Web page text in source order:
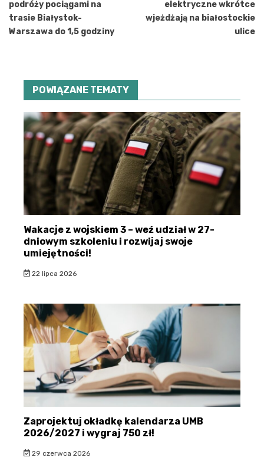
podróży pociągami na
trasie Białystok-
Warszawa do 1,5 godziny
elektryczne wkrótce
wjeżdżają na białostockie
ulice
POWIĄZANE TEMATY
Wakacje z wojskiem 3 – weź udział w 27-
dniowym szkoleniu i rozwijaj swoje
umiejętności!
22 lipca 2026
Zaprojektuj okładkę kalendarza UMB
2026/2027 i wygraj 750 zł!
29 czerwca 2026